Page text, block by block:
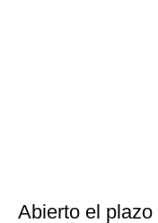
Abierto el